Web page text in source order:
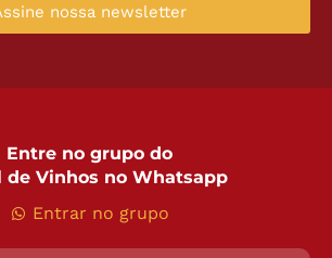
nossa newsletter
Entre no grupo do
de Vinhos no Whatsapp
Entrar no grupo